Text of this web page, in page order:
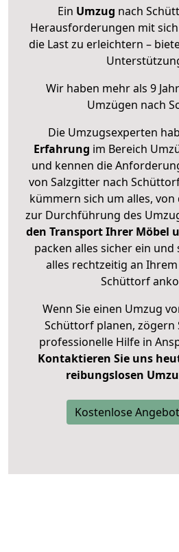
Ein Umzug nach
Herausforderungen mit
die Last zu erleichtern –
Wir haben mehr als 9
Umzügen nach
Die Umzugsexperten
Erfahrung im Bereich
und kennen die
von Salzgitter nach
kümmern sich um alles,
zur Durchführung des
den Transport Ihrer Möbel
packen alles sicher ein und
alles rechtzeitig an
Schüttorf
Wenn Sie einen Umzug
Schüttorf planen, zögern
professionelle Hilfe in
Kontaktieren Sie uns
reibungslosen
Kostenlose